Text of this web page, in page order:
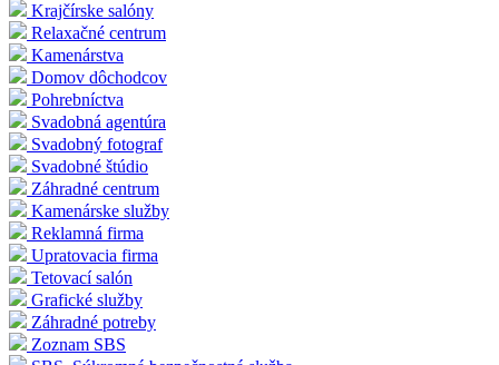
Krajčírske salóny
Relaxačné centrum
Kamenárstva
Domov dôchodcov
Pohrebníctva
Svadobná agentúra
Svadobný fotograf
Svadobné štúdio
Záhradné centrum
Kamenárske služby
Reklamná firma
Upratovacia firma
Tetovací salón
Grafické služby
Záhradné potreby
Zoznam SBS